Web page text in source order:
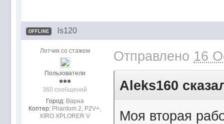
OFFLINE ls120
Летчик со стажем
Пользователи
360 сообщений
Город: Варна
Коптер: Phantom 2, P2V+,
XIRO XPLORER V
Отправлено 16
Aleks160
Моя вторая